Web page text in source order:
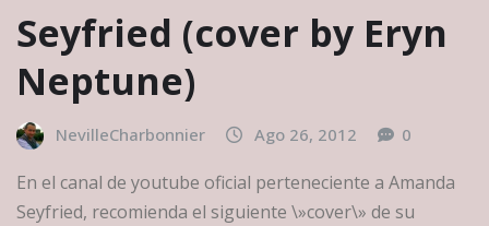
Seyfried (cover by Eryn
Neptune)
NevilleCharbonnier Ago 26, 2012 0
En el canal de youtube oficial perteneciente a Amanda
Seyfried, recomienda el siguiente \»cover\» de su